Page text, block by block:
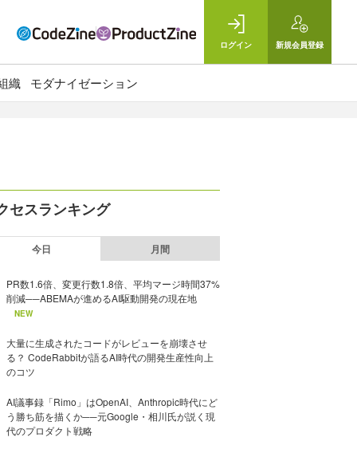
ログイン 新規会員登録
織 モダナイゼーション
セスランキング
今日 月間
PR数1.6倍、変更行数1.8倍、平均マージ時間37%
削減──ABEMAが進めるAI駆動開発の現在地
NEW
大量に生成されたコードがレビューを崩壊させ
る？ CodeRabbitが語るAI時代の開発生産性向上
のコツ
AI議事録「Rimo」はOpenAI、Anthropic時代にど
う勝ち筋を描くか──元Google・相川氏が説く現
代のプロダクト戦略